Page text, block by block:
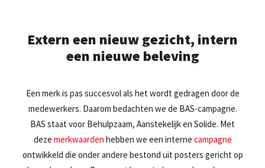
Extern een nieuw gezicht, intern
een nieuwe beleving
Een merk is pas succesvol als het wordt gedragen door de
medewerkers. Daarom bedachten we de BAS-campagne.
BAS staat voor Behulpzaam, Aanstekelijk en Solide. Met
deze merkwaarden hebben we een interne campagne
ontwikkeld die onder andere bestond uit posters gericht op